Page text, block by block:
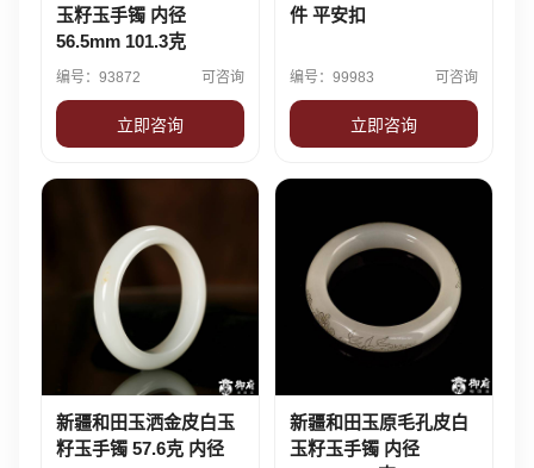
玉籽玉手镯 内径
56.5mm 101.3克
编号：93872 可咨询
立即咨询
件 平安扣
编号：99983 可咨询
立即咨询
新疆和田玉洒金皮白玉
籽玉手镯 57.6克 内径
新疆和田玉原毛孔皮白
玉籽玉手镯 内径